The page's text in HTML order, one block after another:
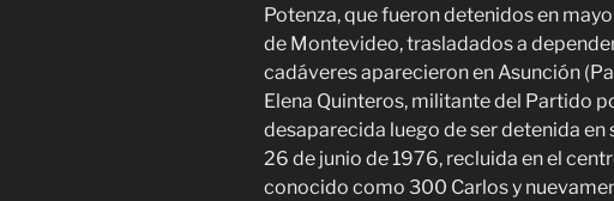
Potenza, que fueron detenidos en
de Montevideo, trasladados a
cadáveres aparecieron en Asunción
Elena Quinteros, militante del Partido
desaparecida luego de ser detenida
26 de junio de 1976, recluida en el
conocido como 300 Carlos y